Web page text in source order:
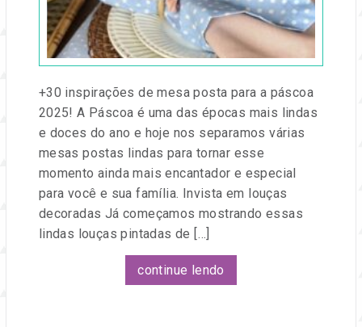
Festa
+30 inspirações de mesa posta para a páscoa
2025! A Páscoa é uma das épocas mais lindas
e doces do ano e hoje nos separamos várias
mesas postas lindas para tornar esse
momento ainda mais encantador e especial
para você e sua família. Invista em louças
decoradas Já começamos mostrando essas
lindas louças pintadas de […]
continue lendo